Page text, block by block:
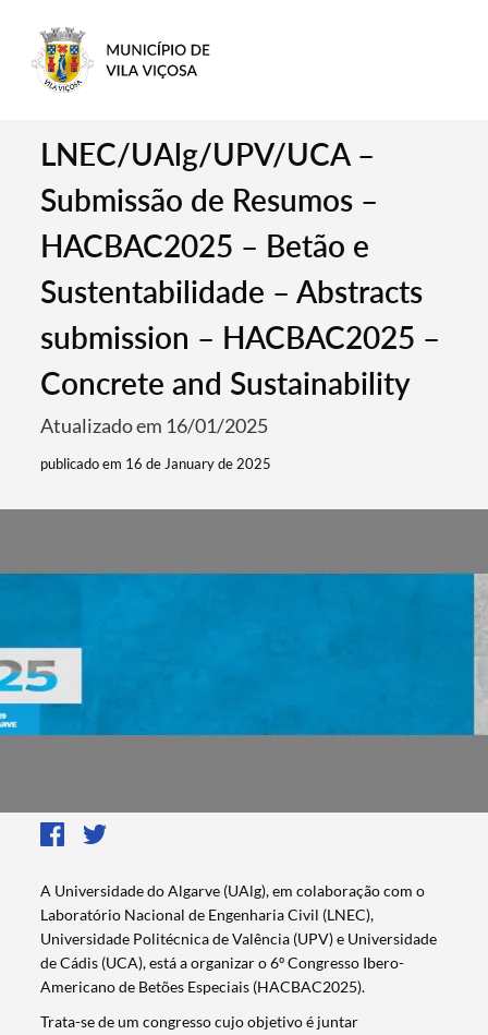
LNEC/UAlg/UPV/UCA –
Submissão de Resumos –
HACBAC2025 – Betão e
Sustentabilidade – Abstracts
submission – HACBAC2025 –
Concrete and Sustainability
Atualizado em 16/01/2025
publicado em 16 de January de 2025
A Universidade do Algarve (UAlg), em colaboração com o
Laboratório Nacional de Engenharia Civil (LNEC),
Universidade Politécnica de Valência (UPV) e Universidade
de Cádis (UCA), está a organizar o 6º Congresso Ibero-
Americano de Betões Especiais (HACBAC2025).
Trata-se de um congresso cujo objetivo é juntar